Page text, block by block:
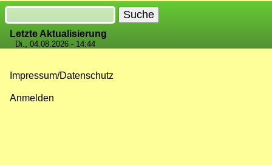
Suche
Letzte Aktualisierung
Di., 04.08.2026 - 14:44
Impressum/Datenschutz
Anmelden